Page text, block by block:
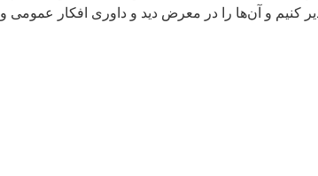
کنیم و آن‌ها را در معرض دید و داوری افکار عمومی و